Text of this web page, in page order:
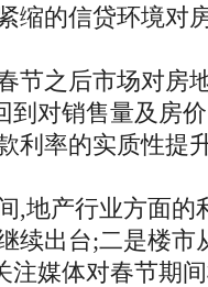
缩的信贷环境对
之后市场对房
到对销售量及房
利率的实质性提
产行业方面的
续出台;二是楼市
注媒体对春节期